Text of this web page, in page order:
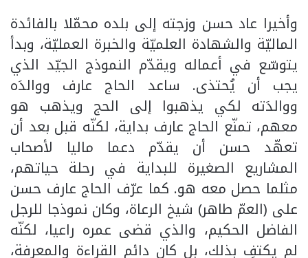
وأخيرا عاد حسن وزجته إلى بلده محمّلا بالفائدة
الماليّة والشهادة العلميّة والخبرة العمليّة، وبدأ
يتوسّع في أعماله ويقدّم النموذج الجيّد الذي
يجب أن يُحتذى. ساعد الحاج عارف ووالدَه
ووالدَته لكي يذهبوا إلى الحج ويذهب هو
معهم، تمنّع الحاج عارف بداية، لكنّه قبل بعد أن
تعهّد حسن أن يقدّم دعما ماليا لأصحاب
المشاريع الصغيرة للبداية في رحلة حياتهم،
مثلما حصل معه هو. كما عرّف الحاج عارف حسن
على (العمّ طاهر) شيخ الرعاة، وكان نموذجا للرجل
الفاضل الحكيم، والذي قضى عمره راعيا، لكنّه
لم يكتفِ بذلك، بل كان دائم القراءة والمعرفة،